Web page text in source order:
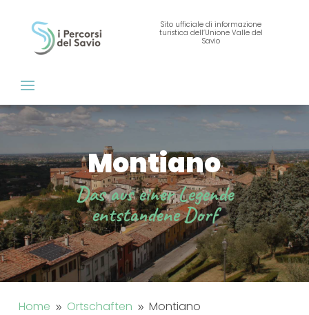
Sito ufficiale di informazione
turistica dell’Unione Valle del
Savio
Montiano
Das aus einer Legende
entstandene Dorf
Home 9 Ortschaften 9 Montiano